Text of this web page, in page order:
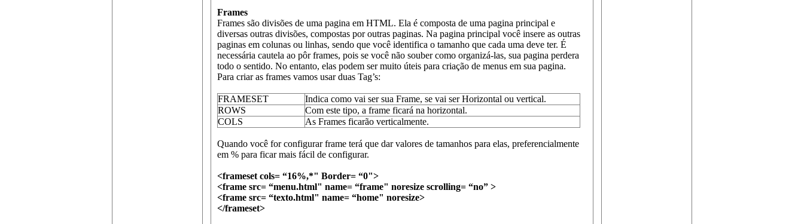
Frames
Frames são divisões de uma pagina em HTML. Ela é composta de uma pagina principal e
diversas outras divisões, compostas por outras paginas. Na pagina principal você insere as outras
paginas em colunas ou linhas, sendo que você identifica o tamanho que cada uma deve ter. É
necessária cautela ao pôr frames, pois se você não souber como organizá-las, sua pagina perdera
todo o sentido. No entanto, elas podem ser muito úteis para criação de menus em sua pagina.
Para criar as frames vamos usar duas Tag’s:
FRAMESET
Indica como vai ser sua Frame, se vai ser Horizontal ou vertical.
ROWS
Com este tipo, a frame ficará na horizontal.
COLS
As Frames ficarão verticalmente.
Quando você for configurar frame terá que dar valores de tamanhos para elas, preferencialmente
em % para ficar mais fácil de configurar.
<frameset cols= “16%,*" Border= “0">
<frame src= “menu.html" name= “frame" noresize scrolling= “no” >
<frame src= “texto.html" name= “home" noresize>
</frameset>